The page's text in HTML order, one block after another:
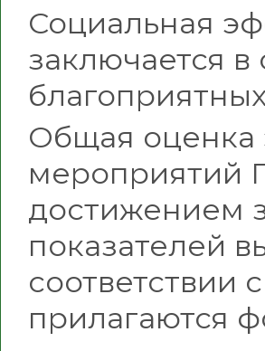
Социальная
заключается
Общая оценка
мероприятий
достижением
показателей
соответствии
прилагаются